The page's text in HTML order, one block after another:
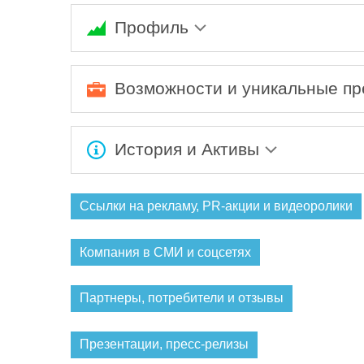
Профиль
Возможности и уникальные
История и Активы
Ссылки на рекламу, PR-акции и видеоролики
Компания в СМИ и соцсетях
Партнеры, потребители и отзывы
Презентации, пресс-релизы